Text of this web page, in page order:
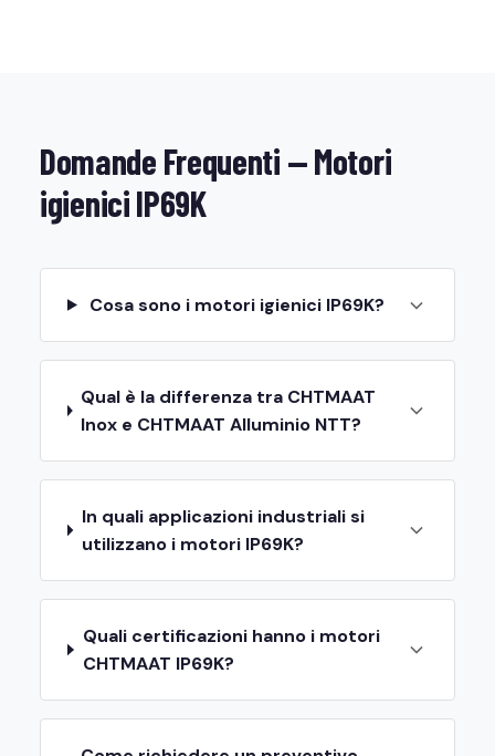
Domande Frequenti — Motori
igienici IP69K
Cosa sono i motori igienici IP69K?
Qual è la differenza tra CHTMAAT
Inox e CHTMAAT Alluminio NTT?
In quali applicazioni industriali si
utilizzano i motori IP69K?
Quali certificazioni hanno i motori
CHTMAAT IP69K?